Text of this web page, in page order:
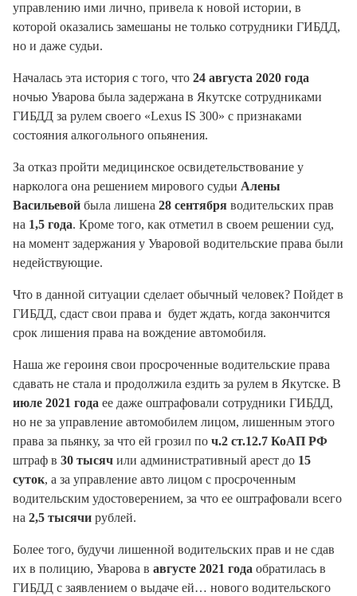
управлению ими лично, привела к новой истории, в
которой оказались замешаны не только сотрудники ГИБДД,
но и даже судьи.
Началась эта история с того, что 24 августа 2020 года
ночью Уварова была задержана в Якутске сотрудниками
ГИБДД за рулем своего «Lexus IS 300» с признаками
состояния алкогольного опьянения.
За отказ пройти медицинское освидетельствование у
нарколога она решением мирового судьи Алены
Васильевой была лишена 28 сентября водительских прав
на 1,5 года. Кроме того, как отметил в своем решении суд,
на момент задержания у Уваровой водительские права были
недействующие.
Что в данной ситуации сделает обычный человек? Пойдет в
ГИБДД, сдаст свои права и будет ждать, когда закончится
срок лишения права на вождение автомобиля.
Наша же героиня свои просроченные водительские права
сдавать не стала и продолжила ездить за рулем в Якутске. В
июле 2021 года ее даже оштрафовали сотрудники ГИБДД,
но не за управление автомобилем лицом, лишенным этого
права за пьянку, за что ей грозил по ч.2 ст.12.7 КоАП РФ
штраф в 30 тысяч или административный арест до 15
суток, а за управление авто лицом с просроченным
водительским удостоверением, за что ее оштрафовали всего
на 2,5 тысячи рублей.
Более того, будучи лишенной водительских прав и не сдав
их в полицию, Уварова в августе 2021 года обратилась в
ГИБДД с заявлением о выдаче ей… нового водительского